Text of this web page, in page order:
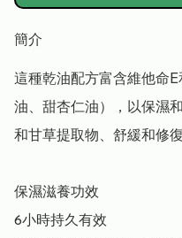
簡介
這種乾油配方富含維他命
油、甜杏仁油），以保濕
和甘草提取物、舒緩和修復
保濕滋養功效
6小時持久有效